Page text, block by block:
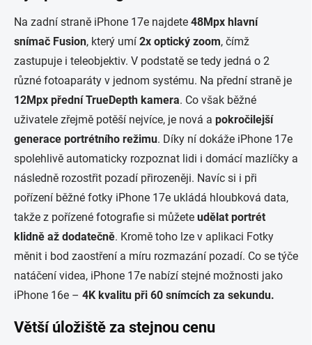
Na zadní straně iPhone 17e najdete 48Mpx hlavní
snímač Fusion, který umí 2x optický zoom, čímž
zastupuje i teleobjektiv. V podstatě se tedy jedná o 2
různé fotoaparáty v jednom systému. Na přední straně je
12Mpx předníTrueDepth kamera. Co však běžné
uživatele zřejmě potěší nejvíce, je nová a pokročilejší
generace portrétního režimu. Díky ní dokáže iPhone 17e
spolehlivě automaticky rozpoznat lidi i domácí mazlíčky a
následně rozostřit pozadí přirozeněji. Navíc si i při
pořízení běžné fotky iPhone 17e ukládá hloubková data,
takže z pořízené fotografie si můžete udělat portrét
klidně až dodatečně. Kromě toho lze v aplikaci Fotky
měnit i bod zaostření a míru rozmazání pozadí. Co se týče
natáčení videa, iPhone 17e nabízí stejné možnosti jako
iPhone 16e – 4K kvalitu při 60 snímcích za sekundu.
Větší úložiště za stejnou cenu